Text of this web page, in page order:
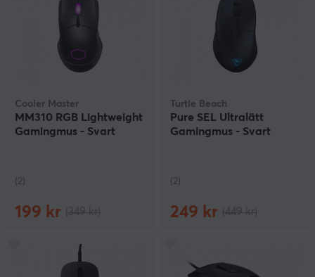
Cooler Master
MM310 RGB Lightweight
Gamingmus - Svart
(2)
199 kr
Turtle Beach
Pure SEL Ultralätt
Gamingmus - Svart
(2)
249 kr